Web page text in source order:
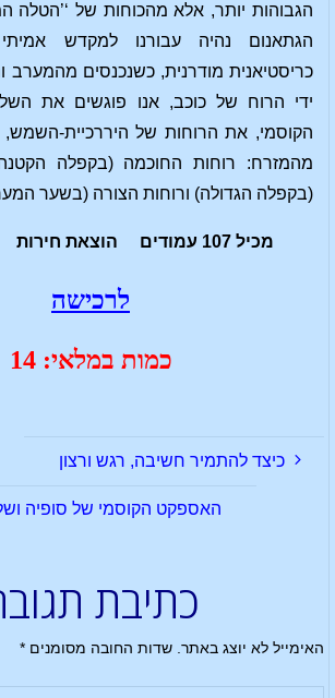
הגבוהות יותר, אלא מהכוחות של ‘’הטלה
הגתאנום נהיה עבורנו למקדש אמיתי
כריסטיאנית מודרנית, כשנכנסים מהמערב
ידי הרוח של כוכב, אנו פוגשים את
הקוסמי, את הרוחות של היררכיית-השמש,
מהמזרח: רוחות החוכמה (בקפלה
(בקפלה הגדולה) ורוחות הצורה (בשער
מכיל 107 עמודים הוצאת חירות מחיר: 55 ש"ח
לרכישה
כמות במלאי: 14
כיצד להתמיר חשיבה, רגש ורצון
האספקט הקוסמי של סופיה
כתיבת
האימייל לא יוצג באתר. שדות החובה מסומנים*